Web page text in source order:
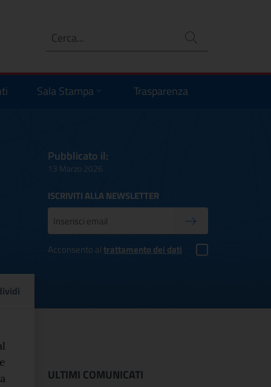
Ricerca
Sala Stampa Trasparenza
Pubblicato il:
13 Marzo 2026
ISCRIVITI ALLA NEWSLETTER
Conferma iscrizione
Acconsento altrattamento dei dati
romano con
ULTIMI COMUNICATI